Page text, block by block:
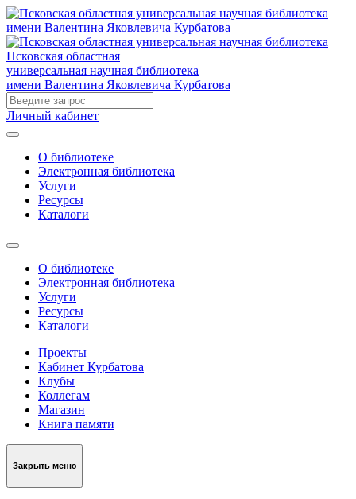
Псковская областная
универсальная научная библиотека
имени Валентина Яковлевича Курбатова
Личный кабинет
О библиотеке
Электронная библиотека
Услуги
Ресурсы
Каталоги
О библиотеке
Электронная библиотека
Услуги
Ресурсы
Каталоги
Проекты
Кабинет Курбатова
Клубы
Коллегам
Магазин
Книга памяти
Закрыть меню